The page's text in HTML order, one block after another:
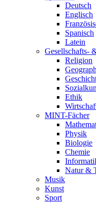
Deutsch
Englisch
Spanisch
Latein
Gesellschafts-
Religion
Ethik
MINT-Fächer
Physik
Biologie
Chemie
Natur &
Musik
Kunst
Sport